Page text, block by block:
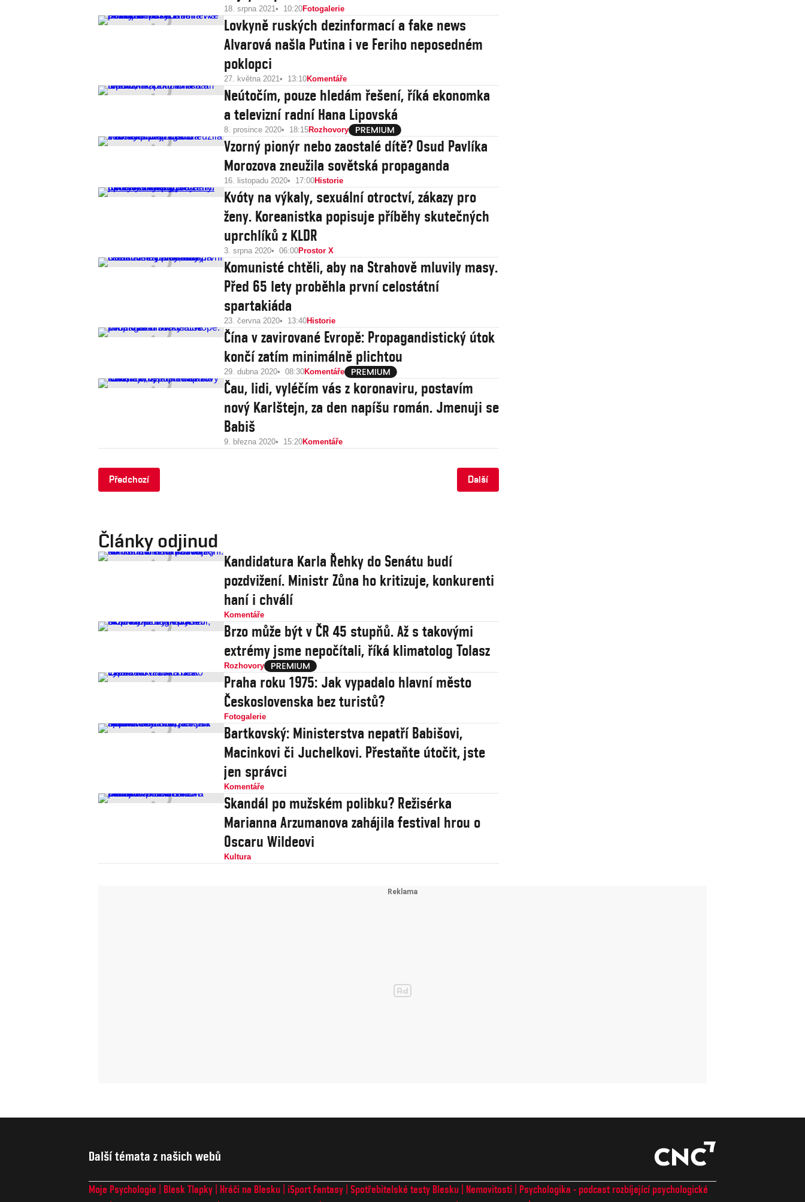
18. srpna 2021 10:20Fotogalerie
Lovkyně ruských dezinformací a fake news
Alvarová našla Putina i ve Feriho neposedném
poklopci
27. května 2021 13:10Komentáře
Neútočím, pouze hledám řešení, říká ekonomka
a televizní radní Hana Lipovská
8. prosince 2020 18:15Rozhovory
Vzorný pionýr nebo zaostalé dítě? Osud Pavlíka
Morozova zneužila sovětská propaganda
16. listopadu 2020 17:00Historie
Kvóty na výkaly, sexuální otroctví, zákazy pro
ženy. Koreanistka popisuje příběhy skutečných
uprchlíků z KLDR
3. srpna 2020 06:00Prostor X
Komunisté chtěli, aby na Strahově mluvily masy.
Před 65 lety proběhla první celostátní
spartakiáda
23. června 2020 13:40Historie
Čína v zavirované Evropě: Propagandistický útok
končí zatím minimálně plichtou
29. dubna 2020 08:30Komentáře
Čau, lidi, vyléčím vás z koronaviru, postavím
nový Karlštejn, za den napíšu román. Jmenuji se
Babiš
9. března 2020 15:20Komentáře
Předchozí Další
Články odjinud
Kandidatura Karla Řehky do Senátu budí
pozdvižení. Ministr Zůna ho kritizuje, konkurenti
haní i chválí
Komentáře
Brzo může být v ČR 45 stupňů. Až s takovými
extrémy jsme nepočítali, říká klimatolog Tolasz
Rozhovory
Praha roku 1975: Jak vypadalo hlavní město
Československa bez turistů?
Fotogalerie
Bartkovský: Ministerstva nepatří Babišovi,
Macinkovi či Juchelkovi. Přestaňte útočit, jste
jen správci
Komentáře
Skandál po mužském polibku? Režisérka
Marianna Arzumanova zahájila festival hrou o
Oscaru Wildeovi
Kultura
Další témata z našich webů
Moje Psychologie Blesk Tlapky Hráči na Blesku iSport Fantasy Spotřebitelské testy Blesku Nemovitosti
Psychologika - podcast rozbíjející psychologické